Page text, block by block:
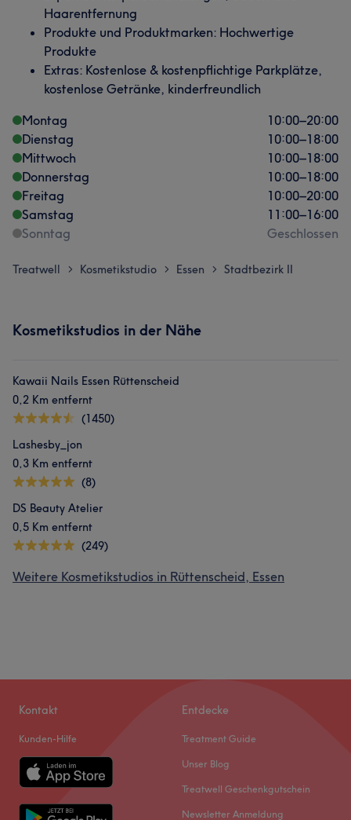
Haarentfernung
Produkte und Produktmarken: Hochwertige
Produkte
Extras: Kostenlose & kostenpflichtige Parkplätze,
kostenlose Getränke, kinderfreundlich
Montag
10:00–20:00
Dienstag
10:00–18:00
Mittwoch
10:00–18:00
Donnerstag
10:00–18:00
Freitag
10:00–20:00
Samstag
11:00–16:00
Sonntag
Geschlossen
Treatwell > Kosmetikstudio > Essen > Stadtbezirk II
Kosmetikstudios in der Nähe
Kawaii Nails Essen Rüttenscheid
0,2 Km entfernt
(1450)
Lashesby_jon
0,3 Km entfernt
(8)
DS Beauty Atelier
0,5 Km entfernt
(249)
Weitere Kosmetikstudios in Rüttenscheid, Essen
Kontakt
Kunden-Hilfe
Entdecke
Treatment Guide
Unser Blog
Treatwell Geschenkgutschein
Newsletter Anmeldung